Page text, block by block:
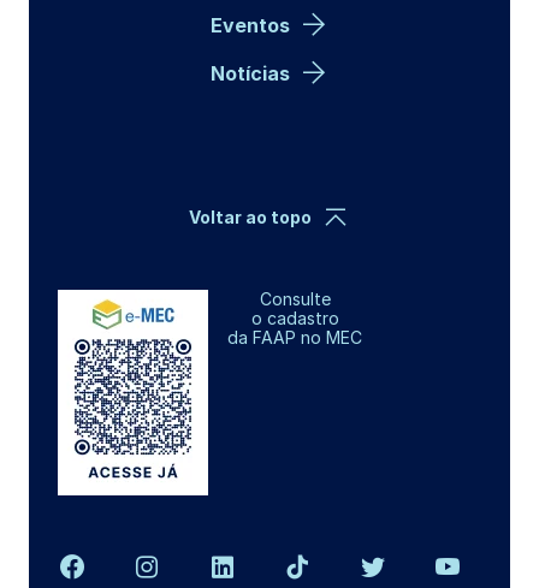
Eventos
Notícias
Consulte
o cadastro
da FAAP no MEC
Voltar ao topo